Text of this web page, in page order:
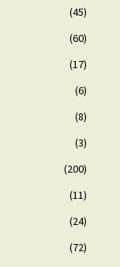
(45)
(60)
(17)
(6)
(8)
(3)
(200)
(11)
(24)
(72)